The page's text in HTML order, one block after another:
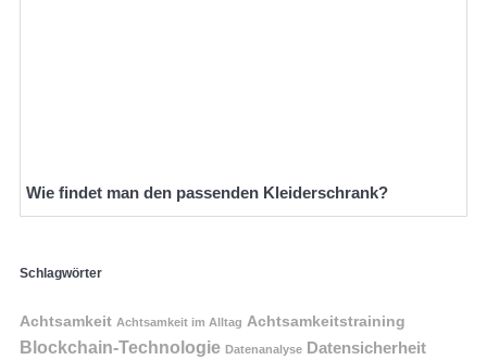
Wie findet man den passenden Kleiderschrank?
Schlagwörter
Achtsamkeit Achtsamkeit im Alltag Achtsamkeitstraining
Blockchain-Technologie Datenanalyse Datensicherheit